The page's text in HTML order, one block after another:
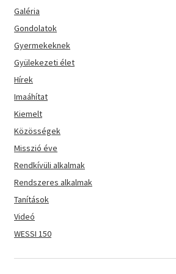
Galéria
Gondolatok
Gyermekeknek
Gyülekezeti élet
Hírek
Imaáhítat
Kiemelt
Közösségek
Misszió éve
Rendkívüli alkalmak
Rendszeres alkalmak
Tanítások
Videó
WESSI 150